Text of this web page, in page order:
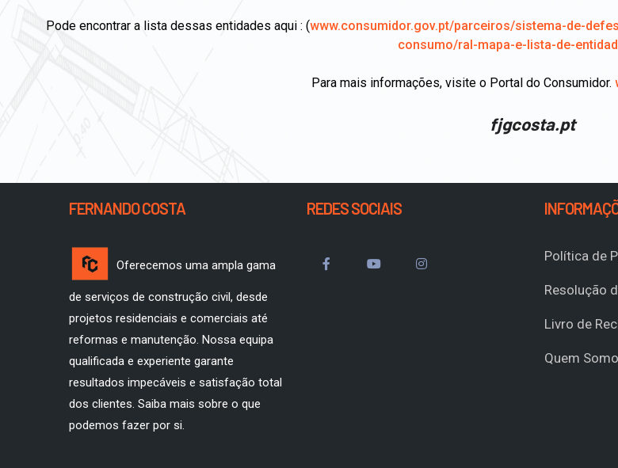
Pode encontrar a lista dessas entidades aqui : (www.consumidor.gov.pt/parceiros/sistema-de-
consumo/ral-mapa-e-lista-de-
Para mais informações, visite o Portal do Consumidor.
fjgcosta.pt
FERNANDO COSTA
Oferecemos uma ampla gama
de serviços de construção civil, desde
projetos residenciais e comerciais até
reformas e manutenção. Nossa equipa
qualificada e experiente garante
resultados impecáveis e satisfação total
dos clientes. Saiba mais sobre o que
podemos fazer por si.
REDES SOCIAIS
Política de
Resolução
Livro de
Quem